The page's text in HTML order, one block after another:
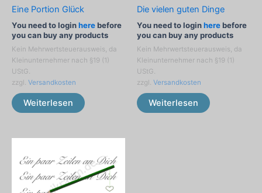
Eine Portion Glück
You need to loginherebefore
you can buy any products
Kein Mehrwertsteuerausweis, da
Kleinunternehmer nach §19 (1)
UStG.
zzgl. Versandkosten
Weiterlesen
Die vielen guten Dinge
You need to loginherebefore
you can buy any products
Kein Mehrwertsteuerausweis, da
Kleinunternehmer nach §19 (1)
UStG.
zzgl. Versandkosten
Weiterlesen